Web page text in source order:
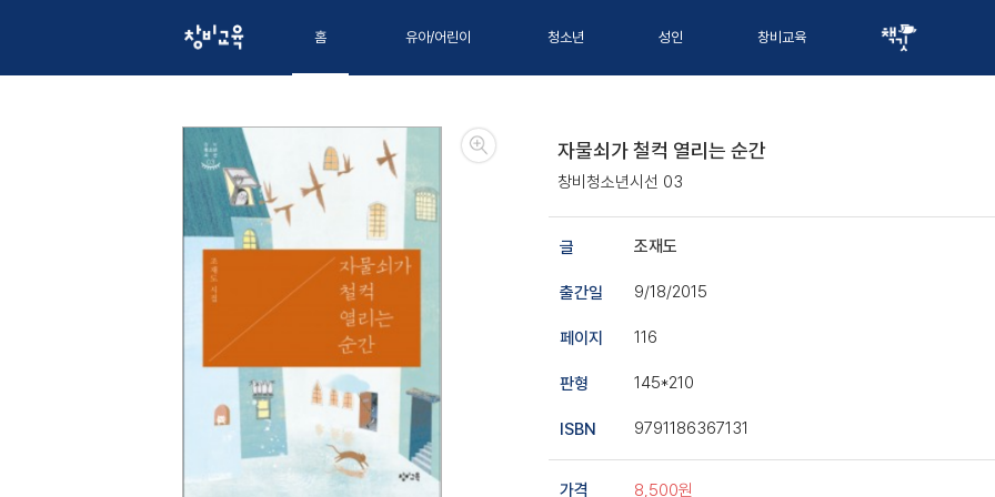
홈 유아/어린이 청소년 성인 창비교육
자물쇠가 철컥 열리는 순간
창비청소년시선 03
글 조재도
출간일 9/18/2015
페이지 116
판형 145*210
ISBN 9791186367131
가격 8,500원